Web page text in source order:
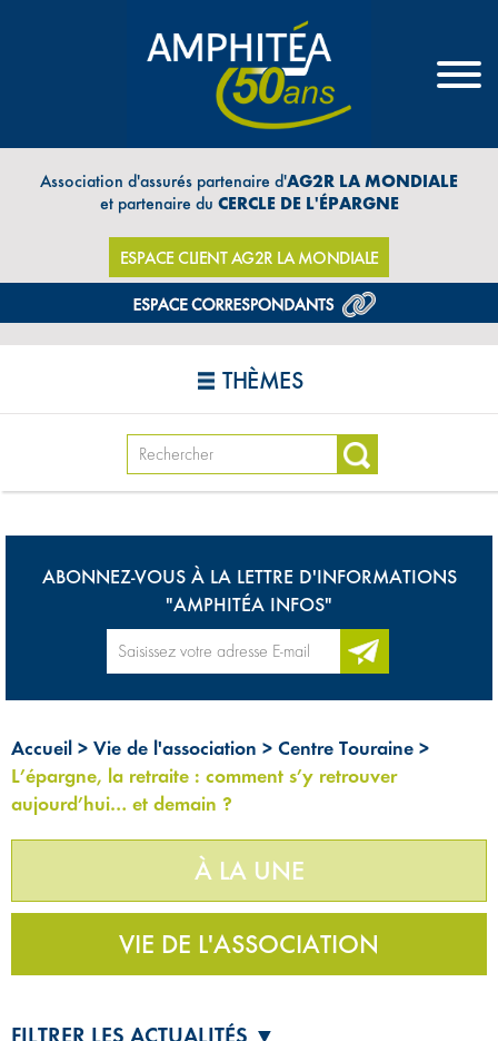
Association d'assurés partenaire d'AG2R LA MONDIALE
et partenaire du CERCLE DE L'ÉPARGNE
ESPACE CLIENT AG2R LA MONDIALE
THÈMES
ABONNEZ-VOUS À LA LETTRE D'INFORMATIONS
"AMPHITÉA INFOS"
Accueil > Vie de l'association > Centre Touraine >
L’épargne, la retraite : comment s’y retrouver
aujourd’hui… et demain ?
À LA UNE
VIE DE L'ASSOCIATION